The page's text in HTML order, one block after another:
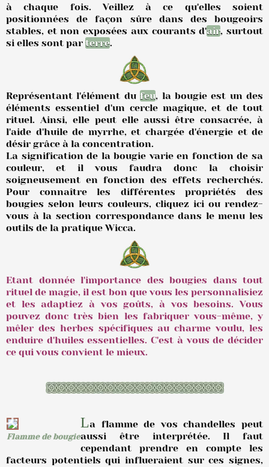
à chaque fois. Veillez à ce qu'elles soient
positionnées de façon sûre dans des bougeoirs
stables, et non exposées aux courants d'air, surtout
si elles sont par terre.
Représentant l'élément dufeu, la bougie est un des
éléments essentiel d'un cercle magique, et de tout
rituel. Ainsi, elle peut elle aussi être consacrée, à
l'aide d'huile de myrrhe, et chargée d'énergie et de
désir grâce à la concentration.
La signification de la bougie varie en fonction de sa
couleur, et il vous faudra donc la choisir
soigneusement en fonction des effets recherchés.
Pour connaître les différentes propriétés des
bougies selon leurs couleurs, cliquez ici ou rendez-
vous à la section correspondance dans le menu les
outils de la pratique Wicca.
Etant donnée l'importance des bougies dans tout
rituel de magie, il est bon que vous les personnalisiez
et les adaptiez à vos goûts, à vos besoins. Vous
pouvez donc très bien les fabriquer vous-même, y
mêler des herbes spécifiques au charme voulu, les
enduire d'huiles essentielles. C'est à vous de décider
ce qui vous convient le mieux.
Flamme de bougie
La flamme de vos chandelles peut
aussi être interprétée. Il faut
cependant prendre en compte les
facteurs potentiels qui influeraient sur ces signes,